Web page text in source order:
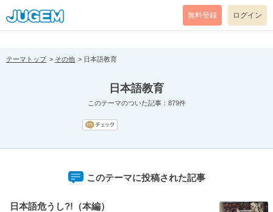
[pear_error: message="Success" code=0 mode=return level=notice
prefix="" info=""]
無料登録 ログイン
テーマトップ その他 日本語教育
日本語教育
このテーマのついた記事：879件
このテーマに投稿された記事
日本語危うし?!（本編）